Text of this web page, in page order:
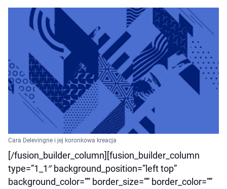
Cara Delevingne i jej koronkowa kreacja
[/fusion_builder_column][fusion_builder_column
type=”1_1″ background_position=”left top”
background_color=”” border_size=”” border_color=””